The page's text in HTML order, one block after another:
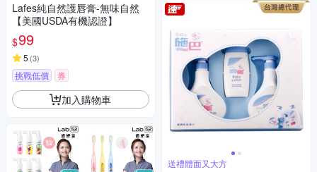
Lafes純自然護唇膏-無味自然
【美國USDA有機認證】
$99
5 (3)
挑戰低價 券
加入購物車
送禮體面又大方